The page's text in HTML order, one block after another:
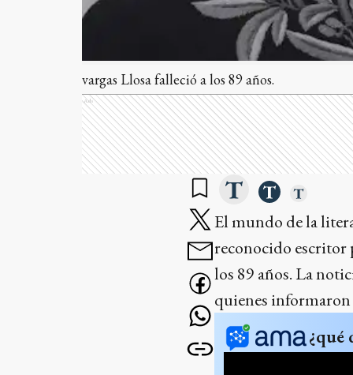
vargas Llosa falleció a los 89 años.
Ads
El mundo de la
reconocido escritor
los 89 años. La
quienes informaron
¿qué